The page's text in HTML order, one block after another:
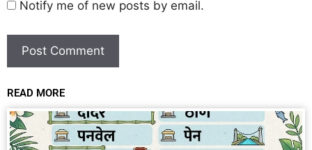
Notify me of new posts by email.
READ MORE